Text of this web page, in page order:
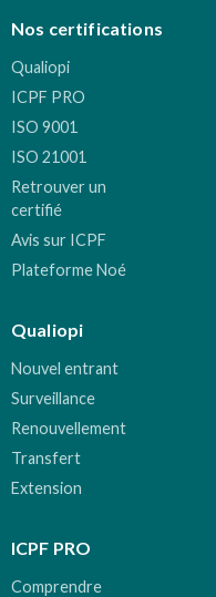
Nos certifications
Qualiopi
ICPF PRO
ISO 9001
ISO 21001
Retrouver un
certifié
Avis sur ICPF
Plateforme Noé
Qualiopi
Nouvel entrant
Surveillance
Renouvellement
Transfert
Extension
ICPF PRO
Comprendre